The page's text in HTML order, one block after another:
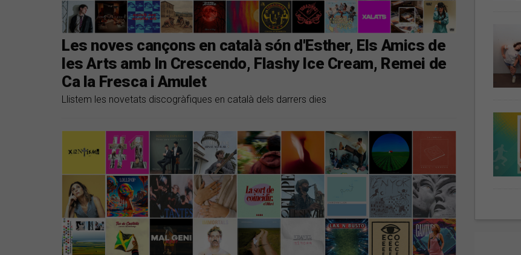
Les noves cançons en català són d'Esther, Els Amics de
les Arts amb In Crescendo, Flashy Ice Cream, Remei de
Ca la Fresca i Amulet
Llistem les novetats discogràfiques en català dels darrers dies